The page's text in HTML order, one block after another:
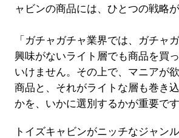
ャビンの商品には、ひとつの戦略が
「ガチャガチャ業界では、ガチャ
興味がないライト層でも商品を買
いけません。その上で、マニアが
商品と、それがライトな層も巻き
かを、いかに選別するかが重要で
トイズキャビンがニッチなジャン